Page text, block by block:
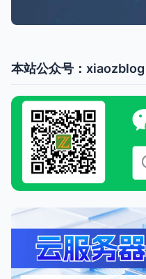
本站公众号：xiaozblog